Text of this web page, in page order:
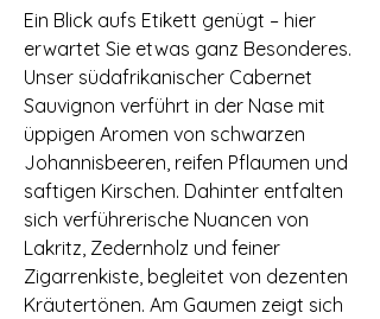
Ein Blick aufs Etikett genügt – hier
erwartet Sie etwas ganz Besonderes.
Unser südafrikanischer Cabernet
Sauvignon verführt in der Nase mit
üppigen Aromen von schwarzen
Johannisbeeren, reifen Pflaumen und
saftigen Kirschen. Dahinter entfalten
sich verführerische Nuancen von
Lakritz, Zedernholz und feiner
Zigarrenkiste, begleitet von dezenten
Kräutertönen. Am Gaumen zeigt sich